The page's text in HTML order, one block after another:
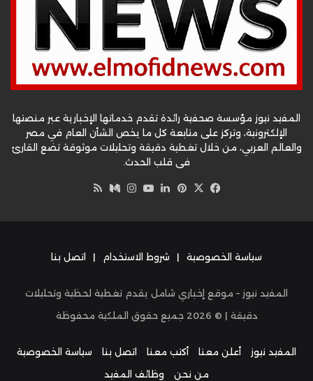
المفيد نيوز مؤسسة صحفية رائدة تقدم خدماتها الإخبارية عبر منصتها
الإلكترونية، وتركز على متابعة كل ما يخص الشأن العام في مصر
والعالم العربي، من خلال تغطية دقيقة وتحليلات موثوقة تضع القارئ
في قلب الحدث.
فيسبوك
‫X بينتيريست
لينكدإن‫YouTube
انستقرام
وسط
سياسة الخصوصية | شروط الاستخدام | اتصل بنا
المفيد نيوز – موقع إخباري شامل يقدم تغطية لحظية وتحليلات
دقيقة | © 2026 جميع حقوق الملكية محفوظة
المفيد نيوز أعلن معنا أكتب معنا اتصل بنا
سياسة الخصوصية
من نحن
وظائف المفيد